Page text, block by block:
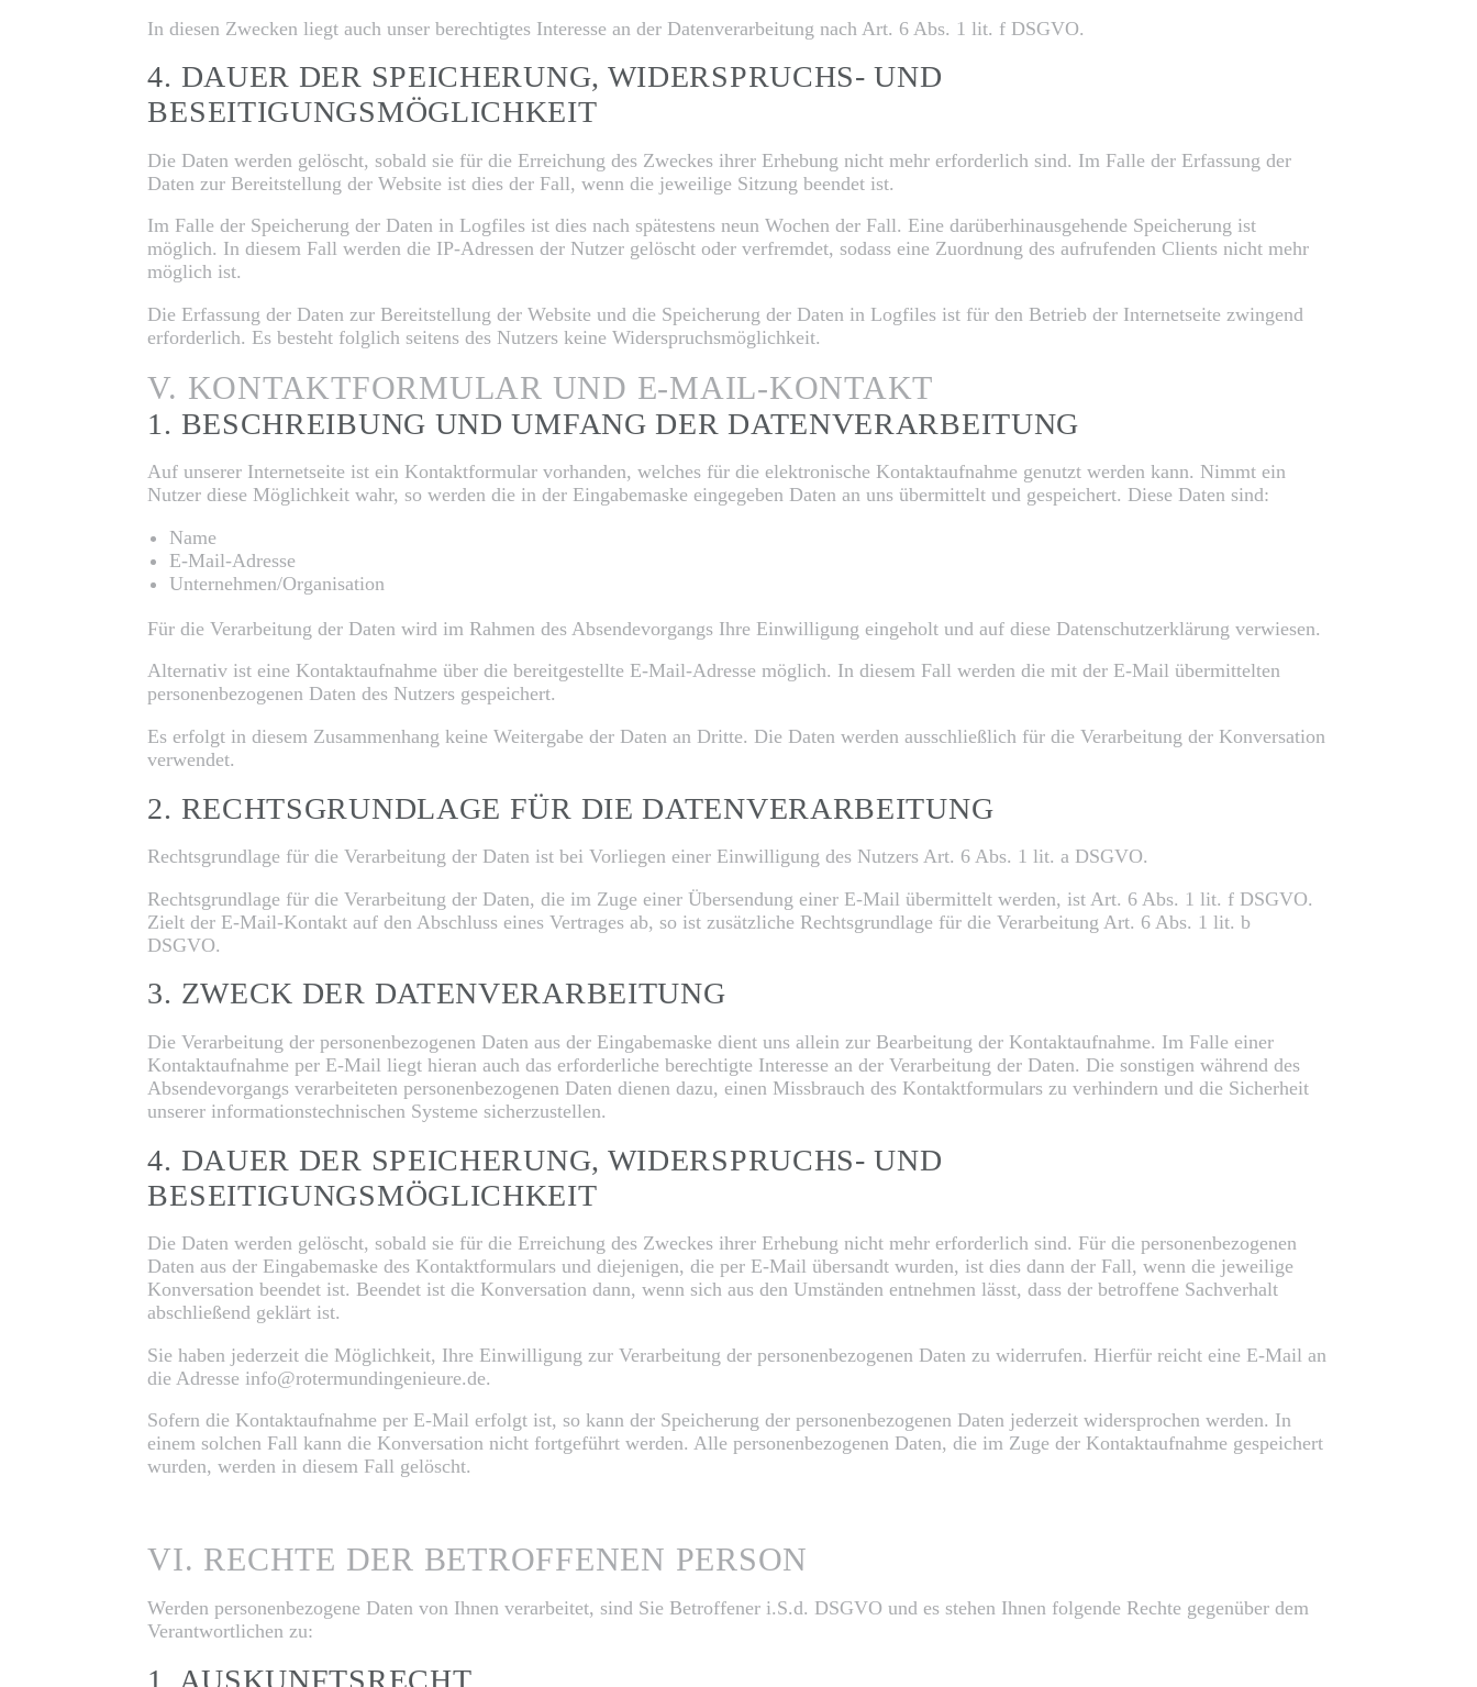
In diesen Zwecken liegt auch unser berechtigtes Interesse an der Datenverarbeitung nach Art. 6 Abs. 1 lit. f DSGVO.
4. DAUER DER SPEICHERUNG, WIDERSPRUCHS- UND
BESEITIGUNGSMÖGLICHKEIT
Die Daten werden gelöscht, sobald sie für die Erreichung des Zweckes ihrer Erhebung nicht mehr erforderlich sind. Im Falle der Erfassung der
Daten zur Bereitstellung der Website ist dies der Fall, wenn die jeweilige Sitzung beendet ist.
Im Falle der Speicherung der Daten in Logfiles ist dies nach spätestens neun Wochen der Fall. Eine darüberhinausgehende Speicherung ist
möglich. In diesem Fall werden die IP-Adressen der Nutzer gelöscht oder verfremdet, sodass eine Zuordnung des aufrufenden Clients nicht mehr
möglich ist.
Die Erfassung der Daten zur Bereitstellung der Website und die Speicherung der Daten in Logfiles ist für den Betrieb der Internetseite zwingend
erforderlich. Es besteht folglich seitens des Nutzers keine Widerspruchsmöglichkeit.
V. KONTAKTFORMULAR UND E-MAIL-KONTAKT
1. BESCHREIBUNG UND UMFANG DER DATENVERARBEITUNG
Auf unserer Internetseite ist ein Kontaktformular vorhanden, welches für die elektronische Kontaktaufnahme genutzt werden kann. Nimmt ein
Nutzer diese Möglichkeit wahr, so werden die in der Eingabemaske eingegeben Daten an uns übermittelt und gespeichert. Diese Daten sind:
Name
E-Mail-Adresse
Unternehmen/Organisation
Für die Verarbeitung der Daten wird im Rahmen des Absendevorgangs Ihre Einwilligung eingeholt und auf diese Datenschutzerklärung verwiesen.
Alternativ ist eine Kontaktaufnahme über die bereitgestellte E-Mail-Adresse möglich. In diesem Fall werden die mit der E-Mail übermittelten
personenbezogenen Daten des Nutzers gespeichert.
Es erfolgt in diesem Zusammenhang keine Weitergabe der Daten an Dritte. Die Daten werden ausschließlich für die Verarbeitung der Konversation
verwendet.
2. RECHTSGRUNDLAGE FÜR DIE DATENVERARBEITUNG
Rechtsgrundlage für die Verarbeitung der Daten ist bei Vorliegen einer Einwilligung des Nutzers Art. 6 Abs. 1 lit. a DSGVO.
Rechtsgrundlage für die Verarbeitung der Daten, die im Zuge einer Übersendung einer E-Mail übermittelt werden, ist Art. 6 Abs. 1 lit. f DSGVO.
Zielt der E-Mail-Kontakt auf den Abschluss eines Vertrages ab, so ist zusätzliche Rechtsgrundlage für die Verarbeitung Art. 6 Abs. 1 lit. b
DSGVO.
3. ZWECK DER DATENVERARBEITUNG
Die Verarbeitung der personenbezogenen Daten aus der Eingabemaske dient uns allein zur Bearbeitung der Kontaktaufnahme. Im Falle einer
Kontaktaufnahme per E-Mail liegt hieran auch das erforderliche berechtigte Interesse an der Verarbeitung der Daten. Die sonstigen während des
Absendevorgangs verarbeiteten personenbezogenen Daten dienen dazu, einen Missbrauch des Kontaktformulars zu verhindern und die Sicherheit
unserer informationstechnischen Systeme sicherzustellen.
4. DAUER DER SPEICHERUNG, WIDERSPRUCHS- UND
BESEITIGUNGSMÖGLICHKEIT
Die Daten werden gelöscht, sobald sie für die Erreichung des Zweckes ihrer Erhebung nicht mehr erforderlich sind. Für die personenbezogenen
Daten aus der Eingabemaske des Kontaktformulars und diejenigen, die per E-Mail übersandt wurden, ist dies dann der Fall, wenn die jeweilige
Konversation beendet ist. Beendet ist die Konversation dann, wenn sich aus den Umständen entnehmen lässt, dass der betroffene Sachverhalt
abschließend geklärt ist.
Sie haben jederzeit die Möglichkeit, Ihre Einwilligung zur Verarbeitung der personenbezogenen Daten zu widerrufen. Hierfür reicht eine E-Mail an
die Adresse info@rotermundingenieure.de.
Sofern die Kontaktaufnahme per E-Mail erfolgt ist, so kann der Speicherung der personenbezogenen Daten jederzeit widersprochen werden. In
einem solchen Fall kann die Konversation nicht fortgeführt werden. Alle personenbezogenen Daten, die im Zuge der Kontaktaufnahme gespeichert
wurden, werden in diesem Fall gelöscht.
VI. RECHTE DER BETROFFENEN PERSON
Werden personenbezogene Daten von Ihnen verarbeitet, sind Sie Betroffener i.S.d. DSGVO und es stehen Ihnen folgende Rechte gegenüber dem
Verantwortlichen zu:
1. AUSKUNFTSRECHT